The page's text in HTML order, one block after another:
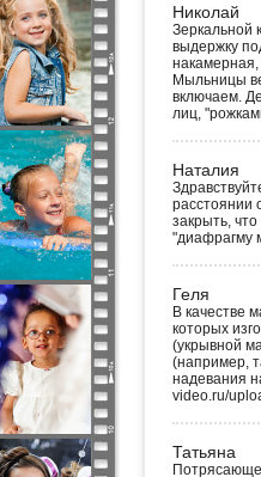
Николай
Зеркальной
выдержку
накамерная,
Мыльницы
включаем.
лиц,
Наталия
расстоянии
закрыть,
"диафрагму
Геля
В качестве
которых
(укрывной
(например,
надевания
video.ru/
Татьяна
Потрясающе